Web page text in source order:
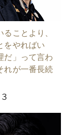
ることより、
をやればい
だ」って言わ
れが一番長続